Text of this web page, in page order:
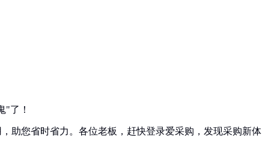
"了！
助您省时省力。各位老板，赶快登录爱采购，发现采购新体